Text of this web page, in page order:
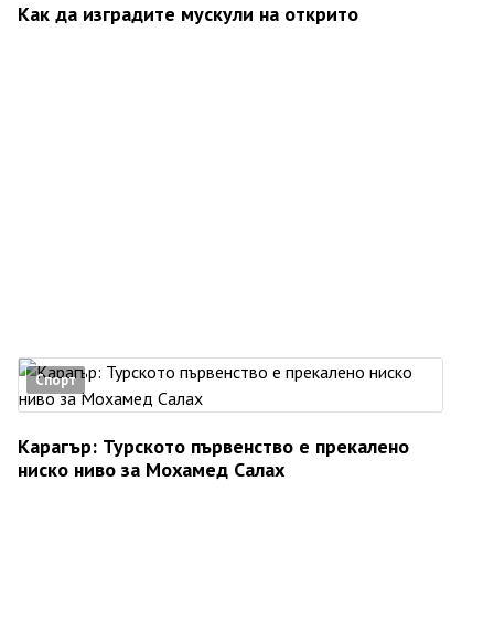
Как да изградите мускули на открито
Спорт
Карагър: Турското първенство е прекалено
ниско ниво за Мохамед Салах